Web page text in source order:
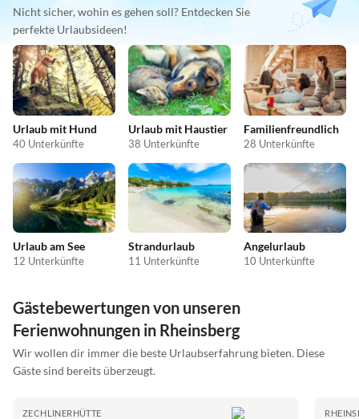
Nicht sicher, wohin es gehen soll? Entdecken Sie
perfekte Urlaubsideen!
Urlaub mit Hund
40 Unterkünfte
Urlaub mit Haustier
38 Unterkünfte
Familienfreundlich
28 Unterkünfte
Urlaub am See
12 Unterkünfte
Strandurlaub
11 Unterkünfte
Angelurlaub
10 Unterkünfte
Gästebewertungen von unseren
Ferienwohnungen in Rheinsberg
Wir wollen dir immer die beste Urlaubserfahrung bieten. Diese
Gäste sind bereits überzeugt.
ZECHLINERHÜTTE